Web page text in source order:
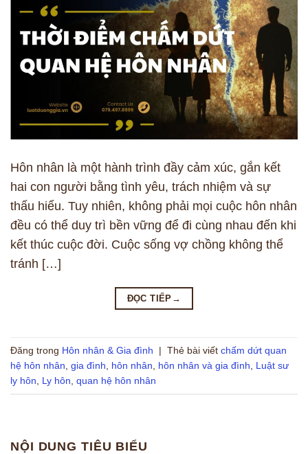
Hôn nhân là một hành trình đầy cảm xúc, gắn kết
hai con người bằng tình yêu, trách nhiệm và sự
thấu hiểu. Tuy nhiên, không phải mọi cuộc hôn nhân
đều có thể duy trì bền vững để đi cùng nhau đến khi
kết thúc cuộc đời. Cuộc sống vợ chồng không thể
tránh […]
ĐỌC TIẾP →
Đăng trong Hôn nhân & Gia đình | Thẻ bài viết chấm dứt quan
hệ hôn nhân gia đình hôn nhân hôn nhân và gia đình
Luật sư
ly hôn
Ly hôn quan hệ hôn nhân
NỘI DUNG TIÊU BIỂU